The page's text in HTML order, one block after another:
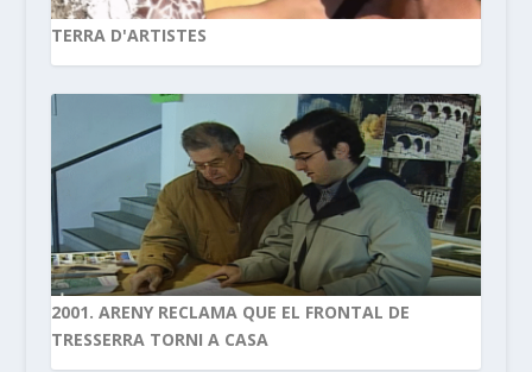
TERRA D'ARTISTES
2001. ARENY RECLAMA QUE EL FRONTAL DE
TRESSERRA TORNI A CASA